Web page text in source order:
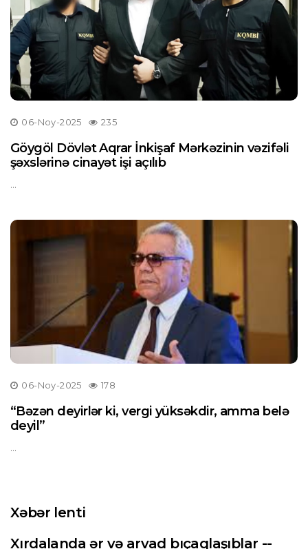
06-Noy-2025 235
Göygöl Dövlət Aqrar İnkişaf Mərkəzinin vəzifəli
şəxslərinə cinayət işi açılıb
...
06-Noy-2025 178
“Bəzən deyirlər ki, vergi yüksəkdir, amma belə
deyil”
...
Xəbər lenti
Xırdalanda ər və arvad bıçaqlaşıblar --